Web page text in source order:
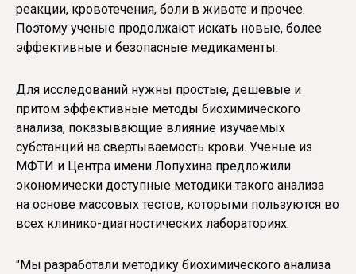
реакции, кровотечения, боли в животе и прочее.
Поэтому ученые продолжают искать новые, более
эффективные и безопасные медикаменты.
Для исследований нужны простые, дешевые и
притом эффективные методы биохимического
анализа, показывающие влияние изучаемых
субстанций на свертываемость крови. Ученые из
МФТИ и Центра имени Лопухина предложили
экономически доступные методики такого анализа
на основе массовых тестов, которыми пользуются во
всех клинико-диагностических лабораториях.
"Мы разработали методику биохимического анализа